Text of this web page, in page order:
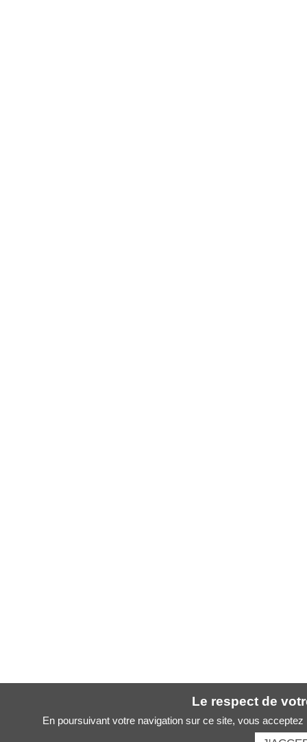
Le respect de
En poursuivant votre navigation sur ce site, vous